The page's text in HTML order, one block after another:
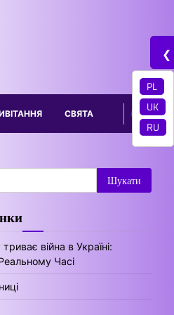
СВЯТА
триває війна в Україні:
Часі
❮
PL
UK
RU